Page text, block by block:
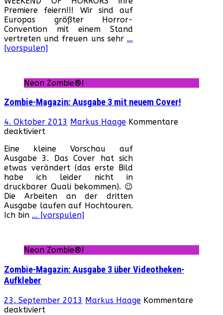
Premiere
auf
dem
Weekend
of
Premiere feiern!!! Wir sind auf
Europas größter Horror-
Convention mit einem Stand
vertreten und freuen uns sehr …
[vorspulen]
Neon Zombie®!
Zombie-Magazin: Ausgabe 3 mit neuem Cover!
4. Oktober 2013 Markus Haage Kommentare
deaktiviertfür
Magazin:
Ausgabe
3
mit
neuem
Cover!
Eine kleine Vorschau auf
Ausgabe 3. Das Cover hat sich
etwas verändert (das erste Bild
habe ich leider nicht in
druckbarer Quali bekommen). 😉
Die Arbeiten an der dritten
Ausgabe laufen auf Hochtouren.
Ich bin … [vorspulen]
Neon Zombie®!
Zombie-Magazin: Ausgabe 3 über Videotheken-
Aufkleber
23. September 2013 Markus Haage Kommentare
deaktiviert